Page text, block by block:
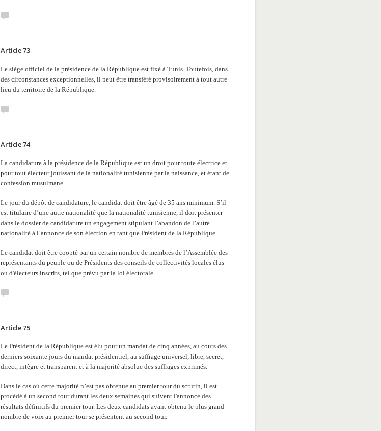
Article 73
Le siège officiel de la présidence de la République est fixé à Tunis. Toutefois, dans
des circonstances exceptionnelles, il peut être transféré provisoirement à tout autre
lieu du territoire de la République.
Article 74
La candidature à la présidence de la République est un droit pour toute électrice et
pour tout électeur jouissant de la nationalité tunisienne par la naissance, et étant de
confession musulmane.
Le jour du dépôt de candidature, le candidat doit être âgé de 35 ans minimum. S’il
est titulaire d’une autre nationalité que la nationalité tunisienne, il doit présenter
dans le dossier de candidature un engagement stipulant l’abandon de l’autre
nationalité à l’annonce de son élection en tant que Président de la République.
Le candidat doit être coopté par un certain nombre de membres de l’Assemblée des
représentants du peuple ou de Présidents des conseils de collectivités locales élus
ou d'électeurs inscrits, tel que prévu par la loi électorale.
Article 75
Le Président de la République est élu pour un mandat de cinq années, au cours des
derniers soixante jours du mandat présidentiel, au suffrage universel, libre, secret,
direct, intègre et transparent et à la majorité absolue des suffrages exprimés.
Dans le cas où cette majorité n’est pas obtenue au premier tour du scrutin, il est
procédé à un second tour durant les deux semaines qui suivent l'annonce des
résultats définitifs du premier tour. Les deux candidats ayant obtenu le plus grand
nombre de voix au premier tour se présentent au second tour.